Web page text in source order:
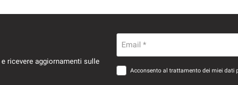
ricevere aggiornamenti sulle
Email *
Acconsento al trattamento dei miei dati